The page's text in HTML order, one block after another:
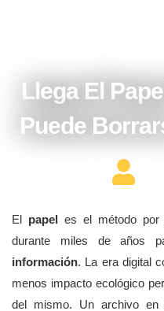
Llega El
Puede
El papel es el método por
durante miles de años
información. La era digital
menos impacto ecológico
del mismo. Un archivo en